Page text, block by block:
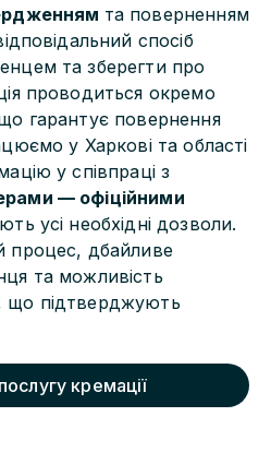
та поверненням
спосіб
та зберегти про
проводиться окремо
гарантує повернення
у Харкові та області
у співпраці з
— офіційними
усі необхідні дозволи.
процес, дбайливе
та можливість
що підтверджують
кремації